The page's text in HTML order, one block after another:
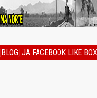
[BLOG] JA FACEBOOK LIKE BOX